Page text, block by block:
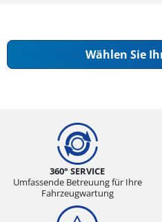
Wählen Sie
360° SERVICE
Umfassende Betreuung für Ihre
Fahrzeugwartung